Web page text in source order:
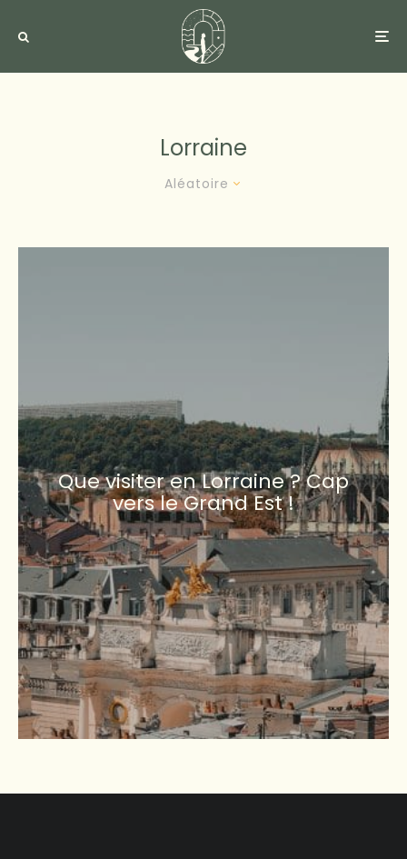
Lorraine
Aléatoire
Que visiter en Lorraine ? Cap
vers le Grand Est !